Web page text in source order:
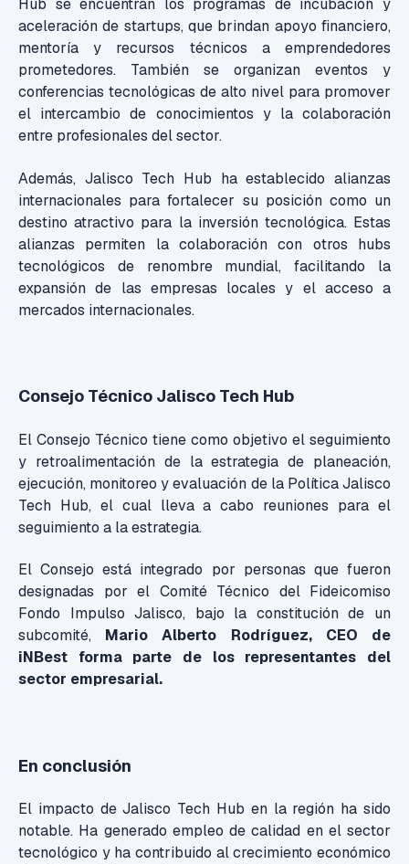
Hub se encuentran los programas de incubación y
aceleración de startups, que brindan apoyo financiero,
mentoría y recursos técnicos a emprendedores
prometedores. También se organizan eventos y
conferencias tecnológicas de alto nivel para promover
el intercambio de conocimientos y la colaboración
entre profesionales del sector.
Además, Jalisco Tech Hub ha establecido alianzas
internacionales para fortalecer su posición como un
destino atractivo para la inversión tecnológica. Estas
alianzas permiten la colaboración con otros hubs
tecnológicos de renombre mundial, facilitando la
expansión de las empresas locales y el acceso a
mercados internacionales.
Consejo Técnico Jalisco Tech Hub
El Consejo Técnico tiene como objetivo el seguimiento
y retroalimentación de la estrategia de planeación,
ejecución, monitoreo y evaluación de la Política Jalisco
Tech Hub, el cual lleva a cabo reuniones para el
seguimiento a la estrategia.
El Consejo está integrado por personas que fueron
designadas por el Comité Técnico del Fideicomiso
Fondo Impulso Jalisco, bajo la constitución de un
subcomité, Mario Alberto Rodríguez, CEO de
iNBest forma parte de los representantes del
sector empresarial.
En conclusión
El impacto de Jalisco Tech Hub en la región ha sido
notable. Ha generado empleo de calidad en el sector
tecnológico y ha contribuido al crecimiento económico